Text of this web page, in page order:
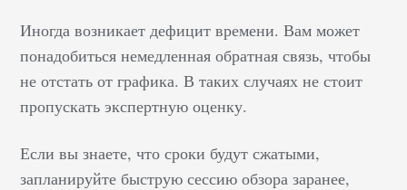
Иногда возникает дефицит времени. Вам может
понадобиться немедленная обратная связь, чтобы
не отстать от графика. В таких случаях не стоит
пропускать экспертную оценку.
Если вы знаете, что сроки будут сжатыми,
запланируйте быструю сессию обзора заранее,